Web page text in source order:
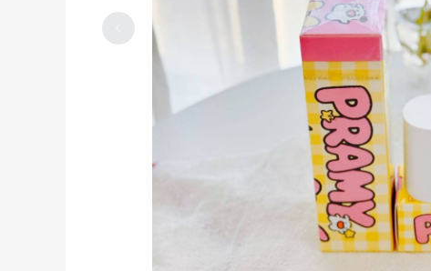
碳水快乐｜童年回忆李先生牛肉面🍜
4
户外运动防-晒｜蜜丝婷开挂摇摇乐实测
3